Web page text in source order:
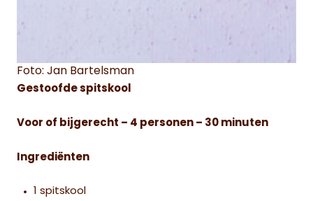
Foto: Jan Bartelsman
Gestoofde spitskool
Voor of bijgerecht – 4 personen – 30 minuten
Ingrediënten
1 spitskool